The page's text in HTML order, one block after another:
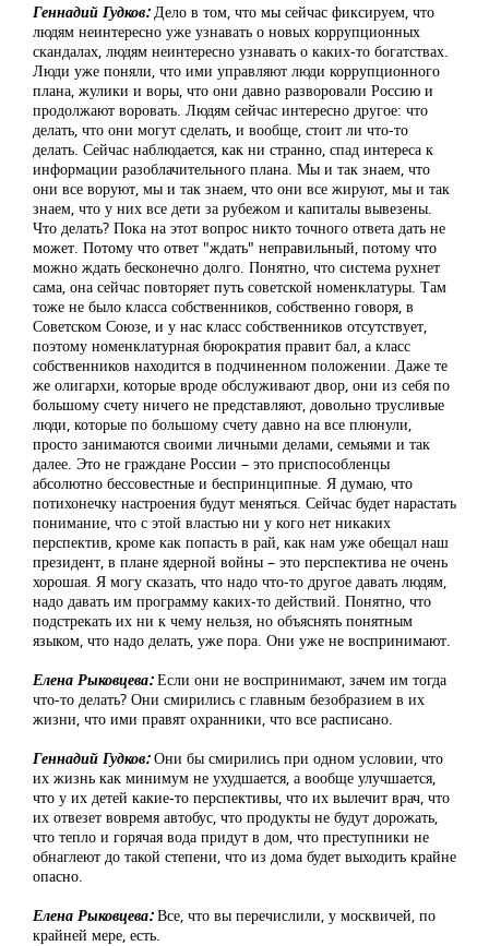
Геннадий Гудков:Дело в том, что мы сейчас фиксируем, что
людям неинтересно уже узнавать о новых коррупционных
скандалах, людям неинтересно узнавать о каких-то богатствах.
Люди уже поняли, что ими управляют люди коррупционного
плана, жулики и воры, что они давно разворовали Россию и
продолжают воровать. Людям сейчас интересно другое: что
делать, что они могут сделать, и вообще, стоит ли что-то
делать. Сейчас наблюдается, как ни странно, спад интереса к
информации разоблачительного плана. Мы и так знаем, что
они все воруют, мы и так знаем, что они все жируют, мы и так
знаем, что у них все дети за рубежом и капиталы вывезены.
Что делать? Пока на этот вопрос никто точного ответа дать не
может. Потому что ответ "ждать" неправильный, потому что
можно ждать бесконечно долго. Понятно, что система рухнет
сама, она сейчас повторяет путь советской номенклатуры. Там
тоже не было класса собственников, собственно говоря, в
Советском Союзе, и у нас класс собственников отсутствует,
поэтому номенклатурная бюрократия правит бал, а класс
собственников находится в подчиненном положении. Даже те
же олигархи, которые вроде обслуживают двор, они из себя по
большому счету ничего не представляют, довольно трусливые
люди, которые по большому счету давно на все плюнули,
просто занимаются своими личными делами, семьями и так
далее. Это не граждане России – это приспособленцы
абсолютно бессовестные и беспринципные. Я думаю, что
потихонечку настроения будут меняться. Сейчас будет нарастать
понимание, что с этой властью ни у кого нет никаких
перспектив, кроме как попасть в рай, как нам уже обещал наш
президент, в плане ядерной войны – это перспектива не очень
хорошая. Я могу сказать, что надо что-то другое давать людям,
надо давать им программу каких-то действий. Понятно, что
подстрекать их ни к чему нельзя, но объяснять понятным
языком, что надо делать, уже пора. Они уже не воспринимают.
Елена Рыковцева:Если они не воспринимают, зачем им тогда
что-то делать? Они смирились с главным безобразием в их
жизни, что ими правят охранники, что все расписано.
Геннадий Гудков:Они бы смирились при одном условии, что
их жизнь как минимум не ухудшается, а вообще улучшается,
что у их детей какие-то перспективы, что их вылечит врач, что
их отвезет вовремя автобус, что продукты не будут дорожать,
что тепло и горячая вода придут в дом, что преступники не
обнаглеют до такой степени, что из дома будет выходить крайне
опасно.
Елена Рыковцева:Все, что вы перечислили, у москвичей, по
крайней мере, есть.